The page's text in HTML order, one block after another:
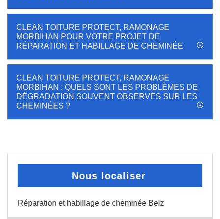
CLEAN TOITURE PROTECT, RAMONAGE
MORBIHAN POUR VOTRE PROJET DE
RÉPARATION ET HABILLAGE DE CHEMINÉE
CLEAN TOITURE PROTECT, RAMONAGE
MORBIHAN : QUELS SONT LES PROBLÈMES DE
DÉGRADATION SOUVENT OBSERVÉS SUR LES
CHEMINÉES ?
Nous localiser
Réparation et habillage de cheminée Belz